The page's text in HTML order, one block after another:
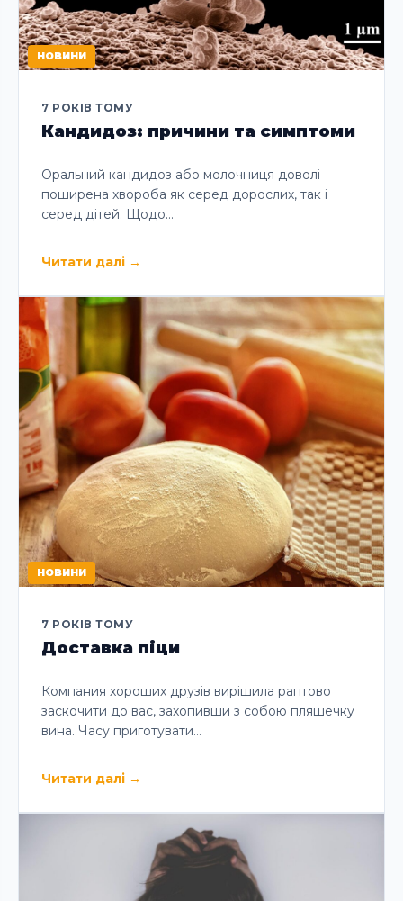
НОВИНИ
7 РОКІВ ТОМУ
Кандидоз: причини та симптоми
Оральний кандидоз або молочниця доволі
поширена хвороба як серед дорослих, так і
серед дітей. Щодо…
Читати далі →
НОВИНИ
7 РОКІВ ТОМУ
Доставка піци
Компания хороших друзів вирішила раптово
заскочити до вас, захопивши з собою пляшечку
вина. Часу приготувати…
Читати далі →